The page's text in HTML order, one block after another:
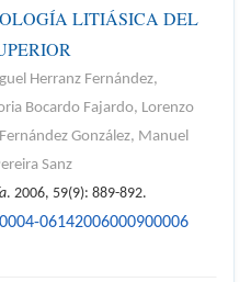
LITIÁSICA DEL
Herranz Fernández,
Bocardo Fajardo, Lorenzo
González, Manuel
Sanz
. 2006, 59(9): 889-892.
06142006000900006